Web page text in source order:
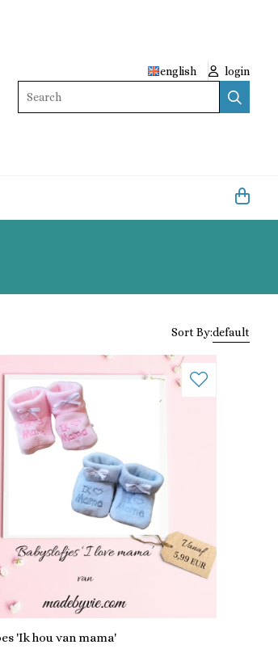
english
login
Search
Sort By:default
'Ik hou van mama'